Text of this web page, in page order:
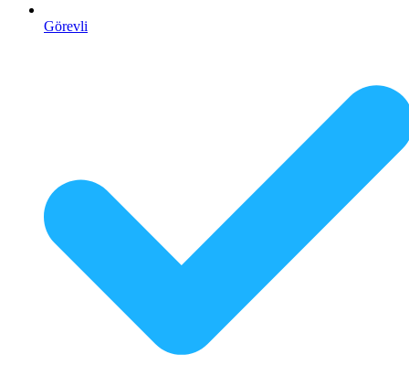
Görevli